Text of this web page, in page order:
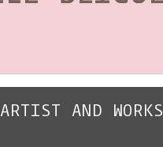
ARTIST AND WORKS